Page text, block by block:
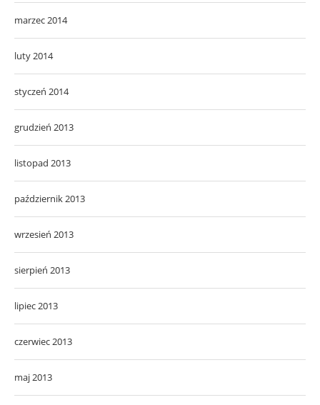
marzec 2014
luty 2014
styczeń 2014
grudzień 2013
listopad 2013
październik 2013
wrzesień 2013
sierpień 2013
lipiec 2013
czerwiec 2013
maj 2013